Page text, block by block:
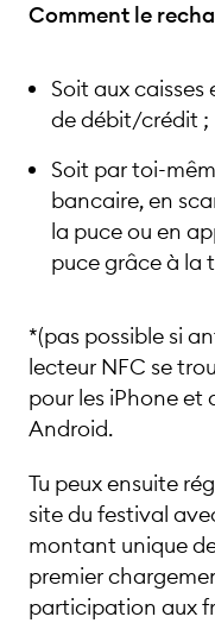
Comment le
Soit aux caisses
de débit/crédit ;
Soit par toi-
bancaire, en
la puce ou en
puce grâce à la
*(pas possible si
lecteur NFC se
pour les iPhone et
Android.
Tu peux ensuite
site du festival
montant unique
premier
participation aux